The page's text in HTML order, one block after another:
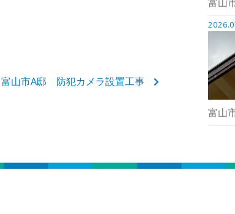
富山市A邸 防犯カメラ設置工事
富山